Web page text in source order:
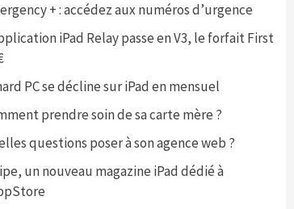
+ : accédez aux numéros d’urgence
iPad Relay passe en V3, le forfait First
PC se décline sur iPad en mensuel
prendre soin de sa carte mère ?
questions poser à son agence web ?
un nouveau magazine iPad dédié à